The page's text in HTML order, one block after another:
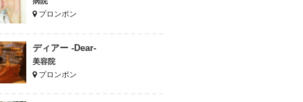
プロンポン
ディアー -Dear-
美容院
プロンポン